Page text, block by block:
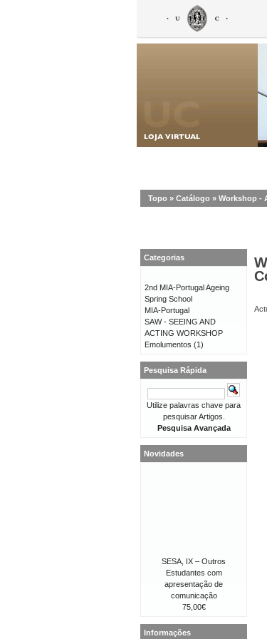
Topo » Catálogo » Workshop -
Categorias
2nd MIA-Portugal Ageing
Spring School
MIA-Portugal
SAW - SEEING AND
ACTING WORKSHOP
Emolumentos (1)
Pesquisa Rápida
Utilize palavras chave para
pesquisar Artigos.
Pesquisa Avançada
Novidades
SESA, IX – Outros
Estudantes com
apresentação de
comunicação
75,00€
Informações